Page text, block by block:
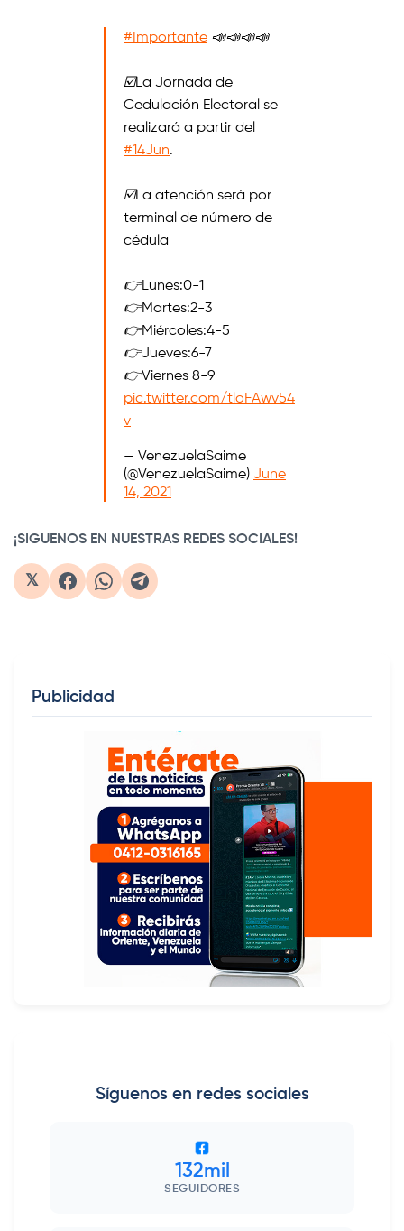
#Importante 📣📣📣📣
☑️La Jornada de
Cedulación Electoral se
realizará a partir del
#14Jun.
☑️La atención será por
terminal de número de
cédula
👉Lunes:0-1
👉Martes:2-3
👉Miércoles:4-5
👉Jueves:6-7
👉Viernes 8-9
pic.twitter.com/tloFAwv54
v
— VenezuelaSaime
(@VenezuelaSaime) June
14, 2021
¡SIGUENOS EN NUESTRAS REDES SOCIALES!
𝕏
Publicidad
Síguenos en redes sociales
132mil
SEGUIDORES